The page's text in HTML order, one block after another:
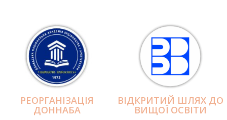
РЕОРГАНІЗАЦІЯ
ДОННАБА
ВІДКРИТИЙ ШЛЯХ ДО
ВИЩОЇ ОСВІТИ